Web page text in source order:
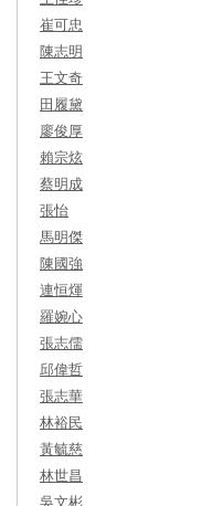
崔可忠
陳志明
王文奇
田履黛
廖俊厚
賴宗炫
蔡明成
張怡
馬明傑
陳國強
連恒煇
羅婉心
張志儒
邱偉哲
張志華
林裕民
黃毓慈
林世昌
吳文彬